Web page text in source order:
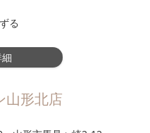
る
山形北店